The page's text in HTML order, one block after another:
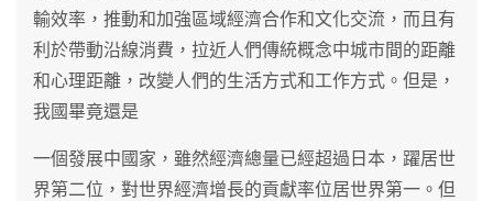
輸效率，推動和加強區域經濟合作和文化交流，而且有
利於帶動沿線消費，拉近人們傳統概念中城市間的距離
和心理距離，改變人們的生活方式和工作方式。但是，
我國畢竟還是
一個發展中國家，雖然經濟總量已經超過日本，躍居世
界第二位，對世界經濟增長的貢獻率位居世界第一。但